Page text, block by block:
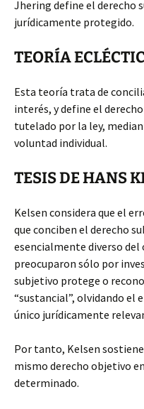
Jhering define el derecho
jurídicamente protegido.
TEORÍA
Esta teoría trata de
interés, y define el
tutelado por la ley,
voluntad individual.
TESIS DE HANS
Kelsen considera que el
que conciben el derecho
esencialmente diverso del
preocuparon sólo por
subjetivo protege o
“sustancial”, olvidando el
único jurídicamente
Por tanto, Kelsen
mismo derecho objetivo
determinado.